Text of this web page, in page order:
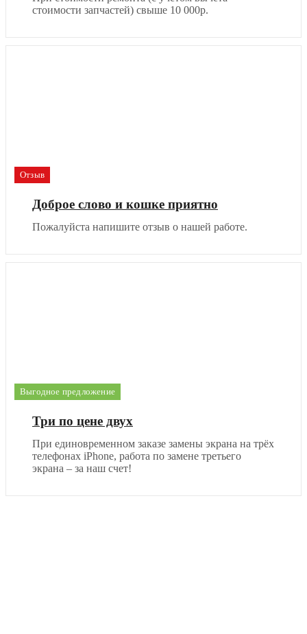
стоимости запчастей) свыше 10 000р.
Отзыв
Доброе слово и кошке приятно
Пожалуйста напишите отзыв о нашей работе.
Выгодное предложение
Три по цене двух
При единовременном заказе замены экрана на трёх
телефонах iPhone, работа по замене третьего
экрана – за наш счет!